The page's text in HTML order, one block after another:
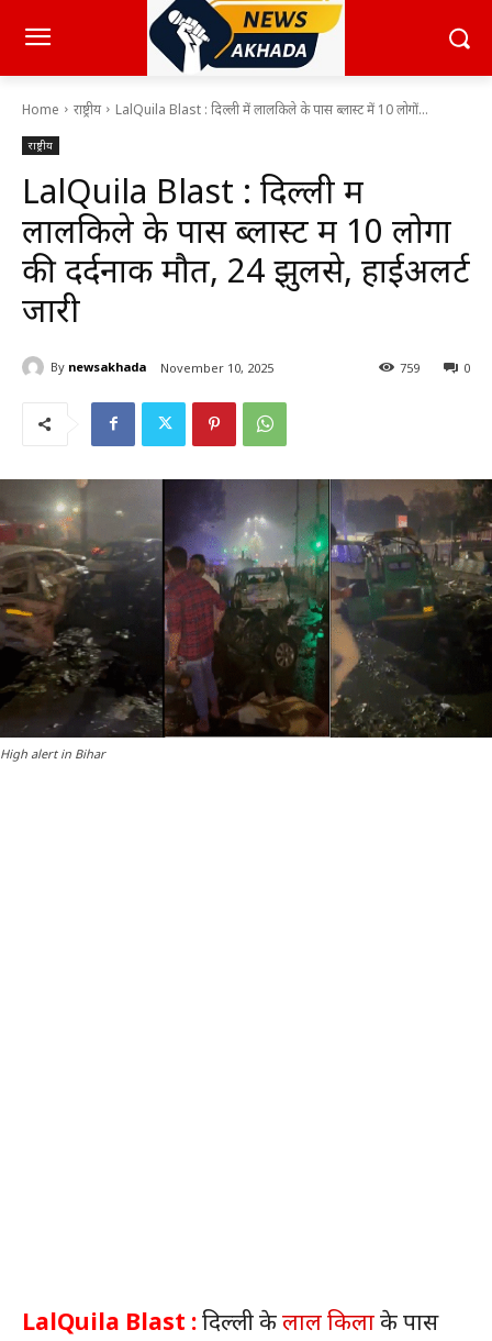
Home राष्ट्रीय LalQuila Blast : दिल्ली में लालकिले के पास ब्लास्ट में 10 लोगों...
राष्ट्रीय
LalQuila Blast : दिल्ली में
लालकिले के पास ब्लास्ट में 10 लोगों
की दर्दनाक मौत, 24 झुलसे, हाईअलर्ट
जारी
By newsakhada November 10, 2025 0
759
High alert in Bihar
LalQuila Blast :दिल्ली केलाल किलाके पास